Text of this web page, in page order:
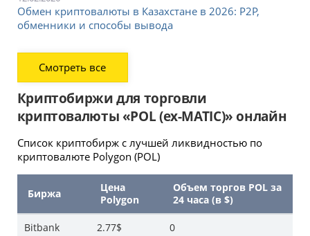
Обмен криптовалюты в Казахстане в 2026: P2P,
обменники и способы вывода
Смотреть все
Криптобиржи для торговли
криптовалюты «POL (ex-MATIC)» онлайн
Список криптобирж с лучшей ликвидностью по
криптовалюте Polygon (POL)
Биржа
Цена
Polygon
Объем торгов POL за
24 часа (в $)
Bitbank 2.77$ 0